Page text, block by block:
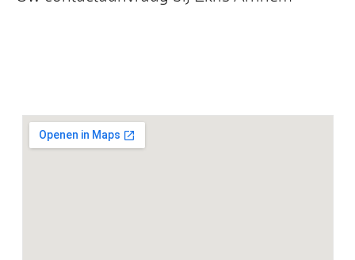
en passagier
BMW TeleServices
Curved Display